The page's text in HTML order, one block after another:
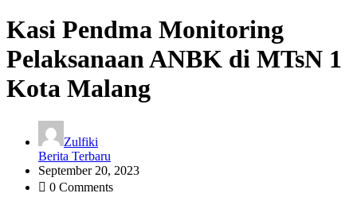
Kasi Pendma Monitoring
Pelaksanaan ANBK di MTsN 1
Kota Malang
Zulfiki
Berita Terbaru
September 20, 2023
0 Comments